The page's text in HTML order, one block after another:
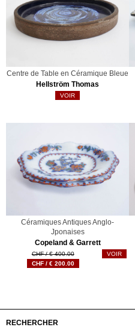
Centre de Table en Céramique Bleue
Hellström Thomas
VOIR
Céramiques Antiques Anglo-
Jponaises
Copeland & Garrett
€400.00
€200.00
VOIR
RECHERCHER